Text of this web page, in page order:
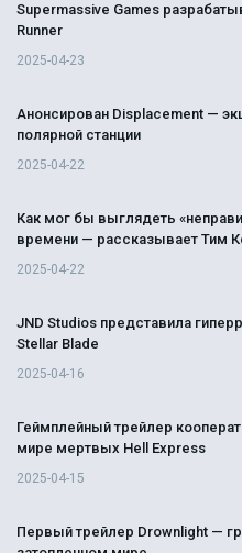
Supermassive Games
Runner
2025-04-23
Анонсирован Displacement —
полярной станции
2025-04-22
Как мог бы выглядеть
времени — рассказывает Тим
2025-04-22
JND Studios представила
Stellar Blade
2025-04-16
Геймплейный трейлер
мире мертвых Hell Express
2025-04-15
Первый трейлер Drownlight —